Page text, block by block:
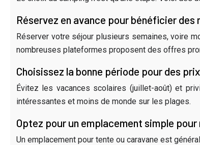
Réservez en avance pour bénéficier
Réserver votre séjour plusieurs semaines, voire
nombreuses plateformes proposent des offres
Choisissez la bonne période pour des
Évitez les vacances scolaires (juillet-août) et
intéressantes et moins de monde sur les plages.
Optez pour un emplacement simple
Un emplacement pour tente ou caravane est